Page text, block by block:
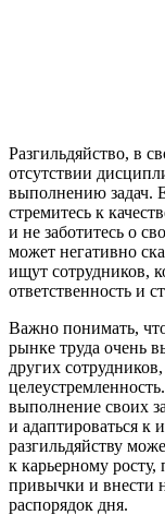
Разгильдяйство, в
отсутствии
выполнению задач.
стремитесь к
и не заботитесь о
может негативно
ищут сотрудников,
ответственность и
Важно понимать,
рынке труда очень
других
выполнение своих
и адаптироваться к
разгильдяйству
к карьерному росту,
привычки и внести
распорядок дня.